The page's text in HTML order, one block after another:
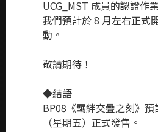
UCG_MST 成員的認證作
我們預計於 8 月左右正式
動。
敬請期待！
◆結語
BP08《羈絆交疊之刻》預
（星期五）正式發售。